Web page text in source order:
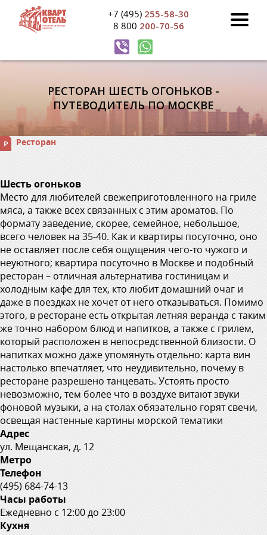
+7 (495) 255-58-30
8 800 200-70-56
РЕСТОРАН ШЕСТЬ ОГОНЬКОВ -
ПУТЕВОДИТЕЛЬ ПО МОСКВЕ
Ресторан
Шесть огоньков
Место для любителей свежеприготовленного на гриле
мяса, а также всех связанных с этим ароматов. По
формату заведение, скорее, семейное, небольшое,
всего человек на 35-40. Как и квартиры посуточно, оно
не оставляет после себя ощущения чего-то чужого и
неуютного; квартира посуточно в Москве и подобный
ресторан – отличная альтернатива гостиницам и
холодным кафе для тех, кто любит домашний очаг и
даже в поездках не хочет от него отказываться. Помимо
этого, в ресторане есть открытая летняя веранда с таким
же точно набором блюд и напитков, а также с грилем,
который расположен в непосредственной близости. О
напитках можно даже упомянуть отдельно: карта вин
настолько впечатляет, что неудивительно, почему в
ресторане разрешено танцевать. Устоять просто
невозможно, тем более что в воздухе витают звуки
фоновой музыки, а на столах обязательно горят свечи,
освещая настенные картины морской тематики
Адрес
ул. Мещанская, д. 12
Метро
Телефон
(495) 684-74-13
Часы работы
Ежедневно с 12:00 до 23:00
Кухня